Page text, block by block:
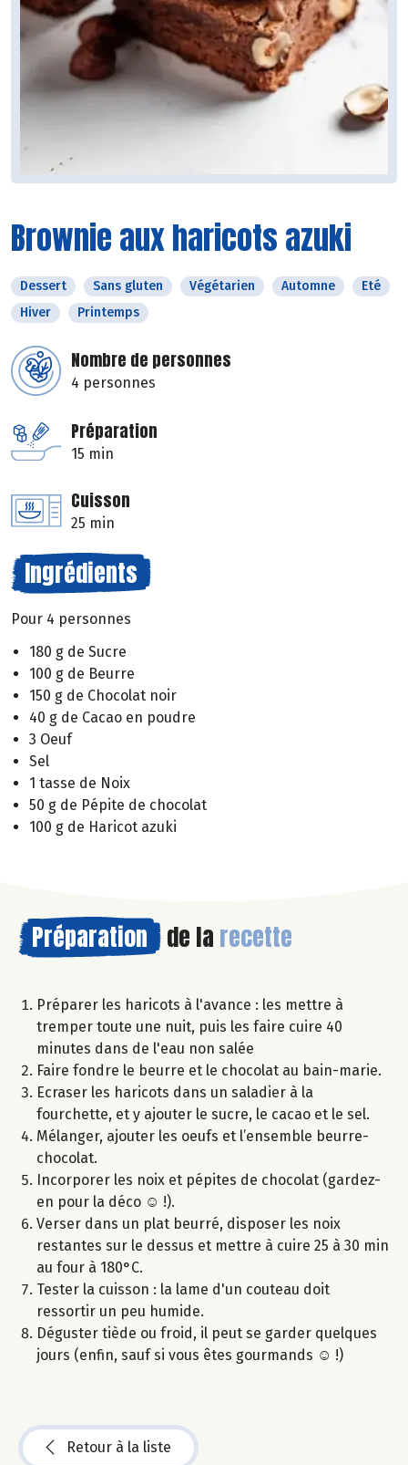
Brownie aux haricots azuki
Dessert Sans gluten Végétarien Automne
Eté
Hiver
Printemps
Nombre de personnes
4 personnes
Préparation
15 min
Cuisson
25 min
Ingrédients
Pour 4 personnes
180 g de Sucre
100 g de Beurre
150 g de Chocolat noir
40 g de Cacao en poudre
3 Oeuf
Sel
1 tasse de Noix
50 g de Pépite de chocolat
100 g de Haricot azuki
Préparation de la recette
Préparer les haricots à l'avance : les mettre à
tremper toute une nuit, puis les faire cuire 40
minutes dans de l'eau non salée
Faire fondre le beurre et le chocolat au bain-marie.
Ecraser les haricots dans un saladier à la
fourchette, et y ajouter le sucre, le cacao et le sel.
Mélanger, ajouter les oeufs et l’ensemble beurre-
chocolat.
Incorporer les noix et pépites de chocolat (gardez-
en pour la déco ☺ !).
Verser dans un plat beurré, disposer les noix
restantes sur le dessus et mettre à cuire 25 à 30 min
au four à 180°C.
Tester la cuisson : la lame d'un couteau doit
ressortir un peu humide.
Déguster tiède ou froid, il peut se garder quelques
jours (enfin, sauf si vous êtes gourmands ☺ !)
Retour à la liste